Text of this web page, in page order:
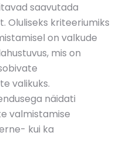
saavutada
kriteeriumiks
on valkude
mis on
valikuks.
näidati
valmistamise
kui ka